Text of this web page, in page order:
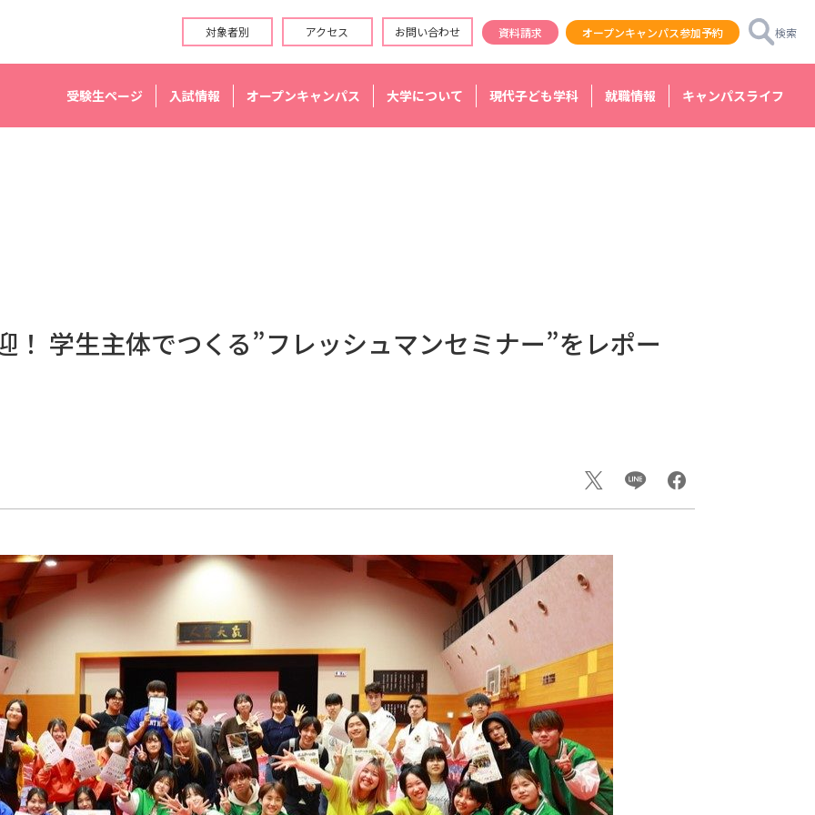
対象者別 アクセス お問い合わせ 資料請求 オープンキャンパス参加予約 検索
受験生ページ 入試情報 オープンキャンパス 大学について 現代子ども学科 就職情報 キャンパスライフ
！ 学生主体でつくる”フレッシュマンセミナー”をレポー